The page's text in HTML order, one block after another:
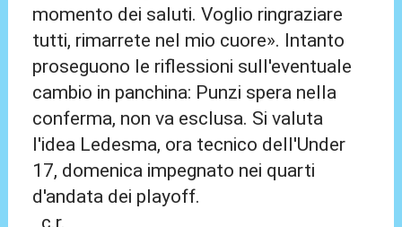
momento dei saluti. Voglio ringraziare
tutti, rimarrete nel mio cuore». Intanto
proseguono le riflessioni sull'eventuale
cambio in panchina: Punzi spera nella
conferma, non va esclusa. Si valuta
l'idea Ledesma, ora tecnico dell'Under
17, domenica impegnato nei quarti
d'andata dei playoff.
c.r.